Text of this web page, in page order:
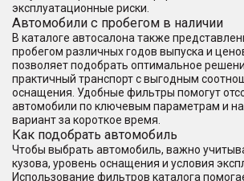
эксплуатационные риски.
Автомобили с пробегом в наличии
В каталоге автосалона также
пробегом различных годов выпуска и
позволяет подобрать оптимальное
практичный транспорт с выгодным
оснащения. Удобные фильтры помогут
автомобили по ключевым параметрам и
вариант за короткое время.
Как подобрать автомобиль
Чтобы выбрать автомобиль, важно
кузова, уровень оснащения и условия
Использование фильтров каталога